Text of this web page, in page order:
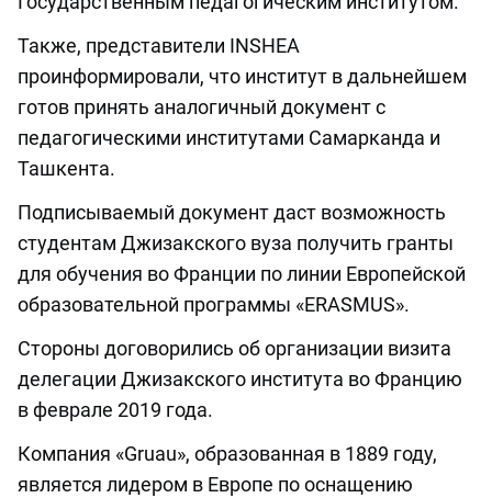
Также, представители INSHEA
проинформировали, что институт в дальнейшем
готов принять аналогичный документ с
педагогическими институтами Самарканда и
Ташкента.
Подписываемый документ даст возможность
студентам Джизакского вуза получить гранты
для обучения во Франции по линии Европейской
образовательной программы «ERASMUS».
Стороны договорились об организации визита
делегации Джизакского института во Францию
в феврале 2019 года.
Компания «Gruau», образованная в 1889 году,
является лидером в Европе по оснащению